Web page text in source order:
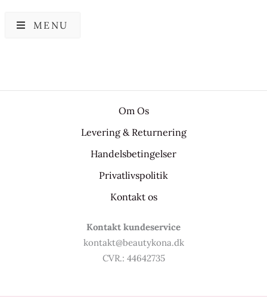
MENU
Om Os
Levering & Returnering
Handelsbetingelser
Privatlivspolitik
Kontakt os
Kontakt kundeservice
kontakt@beautykona.dk
CVR.: 44642735